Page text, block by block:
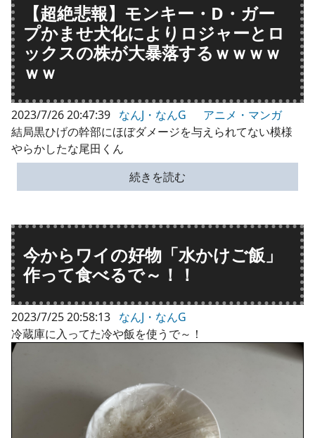
【超絶悲報】モンキー・D・ガー
プかませ犬化によりロジャーとロ
ックスの株が大暴落するｗｗｗｗ
ｗｗ
2023/7/26 20:47:39 なんJ・なんG
アニメ・マンガ
結局黒ひげの幹部にほぼダメージを与えられてない模様
やらかしたな尾田くん
続きを読む
今からワイの好物「水かけご飯」
作って食べるで～！！
2023/7/25 20:58:13 なんJ・なんG
冷蔵庫に入ってた冷や飯を使うで～！